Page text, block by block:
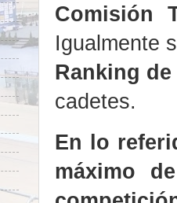
Comisión
Igualmente
Ranking de
cadetes.
En lo
máximo